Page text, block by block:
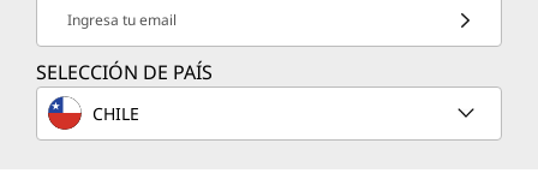
Ingresa tu email
SELECCIÓN DE PAÍS
CHILE